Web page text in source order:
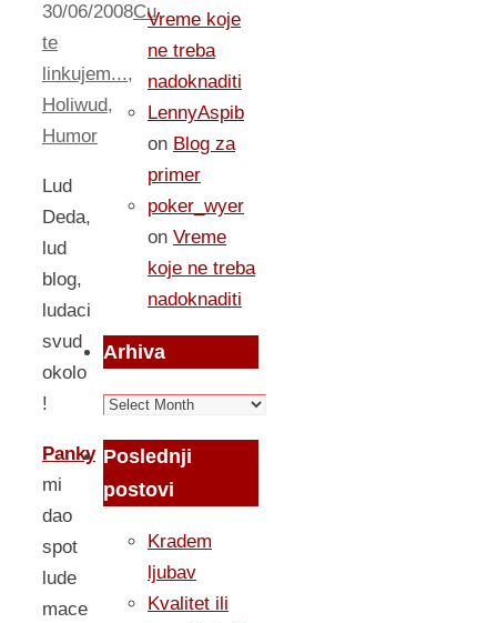
30/06/2008Cu
te
linkujem...,
Holiwud,
Humor
Lud
Deda,
lud
blog,
ludaci
svud
okolo
!
Panky
mi
dao
spot
lude
mace
Vreme koje
ne treba
nadoknaditi
LennyAspib
on Blog za
primer
poker_wyer
on Vreme
koje ne treba
nadoknaditi
Arhiva
Arhiva
Poslednji
postovi
Kradem
ljubav
Kvalitet ili